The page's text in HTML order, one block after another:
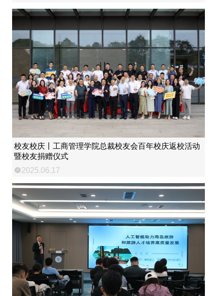
校友校庆丨工商管理学院总裁校友会百年校庆返校活动
暨校友捐赠仪式
2025.06.17